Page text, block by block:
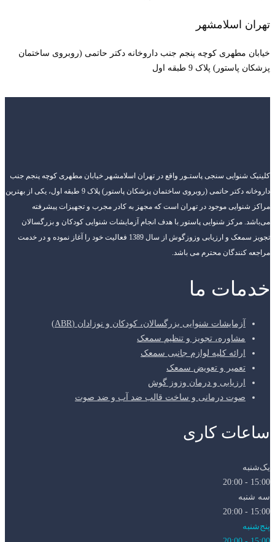
تهران اسلامشهر
خیابان مطهری کوچه پنجم جنب داروخانه دکتر حاتمی (روبروی ساختمان
پزشکان پاستور) پلاک 9 طبقه اول
کلینیک شنوایی سنجی پاستـور واقع در تهران اسلامشهر خیابان مطهری کوچه پنجم جنب
داروخانه دکتر حاتمی (روبروی ساختمان پزشکان پاستور) پلاک 9 طبقه اول، یکی از بهترین
مراکز شنوایی موجود در تهران است که مجهز به کادر مجرب و تجهیزات پیشرفته
می‌باشد. مرکز شنوایی پاستور با هدف انجام آزمایشات شنوایی کودکان و بزرگسالان
تجویز سمعک و ارزیابی وزوزگوش از سال 1389 فعالیت خود را آغاز نموده و در خدمت
مراجعه کنندگان محترم می باشد.
خدمات ما
آزمایشات شنوایی بزرگسالان، کودکان و نوزادان (ABR)
مشاوره، تجویز و تنظیم سمعک
ارائه کلیه لوازم جانبی سمعک
تعمیر و تعویض سمعک
ارزیابی و درمان وزوز گوش
صوت درمانی و ساخت قالب ضد آب و ضد صوت
ساعات کاری
یک‌شنبه
15:00 - 20:00
سه شنبه
15:00 - 20:00
پنج‌شنبه